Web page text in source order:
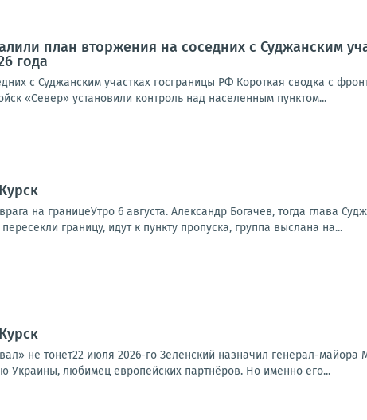
план вторжения на соседних с Суджанским
года
с Суджанским участках госграницы РФ Короткая сводка с
«Север» установили контроль над населенным пунктом...
на границеУтро 6 августа. Александр Богачев, тогда глава
границу, идут к пункту пропуска, группа выслана на...
не тонет22 июля 2026-го Зеленский назначил генерал-майора
Украины, любимец европейских партнёров. Но именно его...